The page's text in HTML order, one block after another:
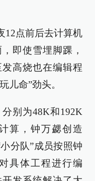
12点前后去计算机
即使雪埋脚踝，
高烧也在编辑程
儿命”劲头。
别为48K和192K
算，钟万勰创造
分队”成员按照钟
具体工程进行编